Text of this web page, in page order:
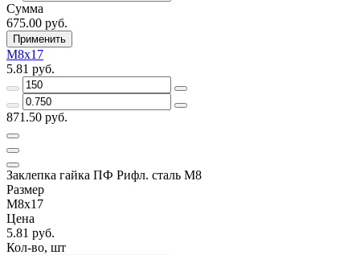
Сумма
675.00 руб.
Применить
М8х17
5.81 руб.
871.50 руб.
Заклепка гайка ПФ Рифл. сталь М8
Размер
М8х17
Цена
5.81 руб.
Кол-во, шт